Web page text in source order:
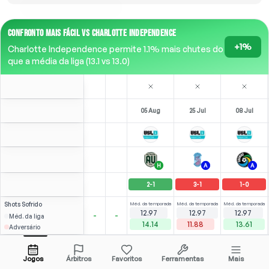
CONFRONTO MAIS FÁCIL VS CHARLOTTE INDEPENDENCE
Charlotte Independence permite 1.1% mais chutes do
que a média da liga (13.1 vs 13.0)
+1%
05 Aug 25 Jul 08 Jul
H A A
2-1 3-1 1-0
Shots Sofrido
Méd. da liga
Adversário
- -
Méd. da temporada
12.97
14.14
Méd. da temporada
12.97
11.88
Méd. da temporada
12.97
13.61
A. Ferrín Abrir menu 2.39
79' M
3
LST-
Jogos Árbitros Favoritos Ferramentas Mais